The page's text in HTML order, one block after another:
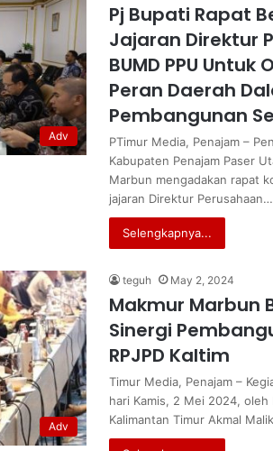
Adv
Pj Bupati Rapat
Jajaran Direktur
BUMD PPU
Peran Daerah
Pembangunan
PTimur Media, Penajam –
Kabupaten Penajam Paser
Marbun mengadakan rapat
jajaran Direktur Perusahaan…
Selengkapnya...
Adv
teguh May 2, 2024
Makmur Marbun
Sinergi
RPJPD Kaltim
Timur Media, Penajam –
hari Kamis, 2 Mei 2024, oleh
Kalimantan Timur Akmal